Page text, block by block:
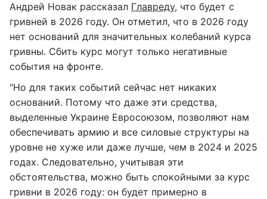
Андрей Новак рассказал Главреду, что будет с
гривней в 2026 году. Он отметил, что в 2026 году
нет оснований для значительных колебаний курса
гривны. Сбить курс могут только негативные
события на фронте.
"Но для таких событий сейчас нет никаких
оснований. Потому что даже эти средства,
выделенные Украине Евросоюзом, позволяют нам
обеспечивать армию и все силовые структуры на
уровне не хуже или даже лучше, чем в 2024 и 2025
годах. Следовательно, учитывая эти
обстоятельства, можно быть спокойными за курс
гривни в 2026 году: он будет примерно в